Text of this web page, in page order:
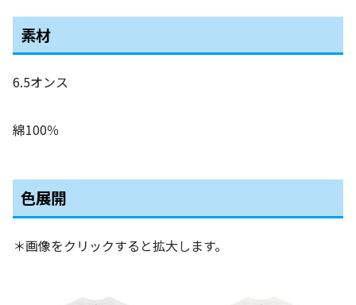
素材
6.5オンス
綿100％
色展開
＊画像をクリックすると拡大します。